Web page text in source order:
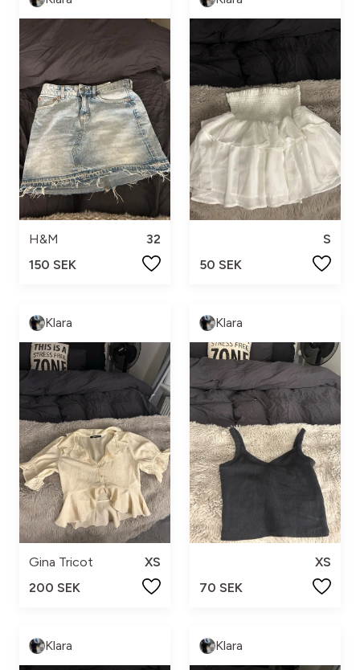
H&M
32
150 SEK
S
50 SEK
Klara
Gina Tricot
XS
200 SEK
Klara
XS
70 SEK
Klara Klara